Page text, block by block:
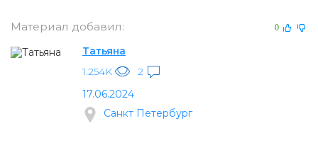
Материал добавил: 0
Татьяна
1.254K
2
17.06.2024
Санкт Петербург